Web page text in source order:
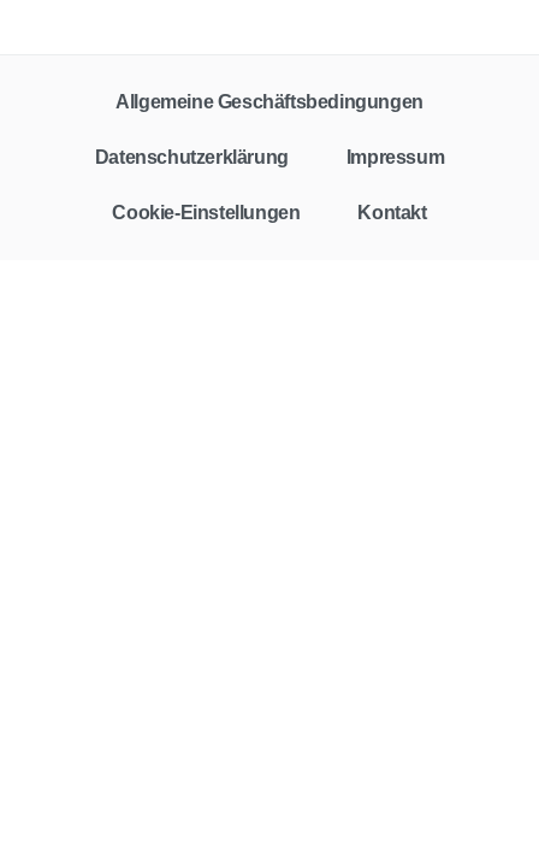
Allgemeine Geschäftsbedingungen
Datenschutzerklärung Impressum
Cookie-Einstellungen Kontakt